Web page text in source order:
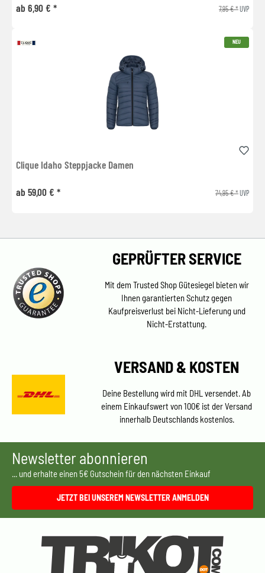
ab 6,90 € * 7,95 € *UVP
NEU
Clique Idaho Steppjacke Damen
ab 59,00 € * 74,95 € *UVP
GEPRÜFTER SERVICE
Mit dem Trusted Shop Gütesiegel bieten wir
Ihnen garantierten Schutz gegen
Kaufpreisverlust bei Nicht-Lieferung und
Nicht-Erstattung.
VERSAND & KOSTEN
Deine Bestellung wird mit DHL versendet. Ab
einem Einkaufswert von 100€ ist der Versand
innerhalb Deutschlands kostenlos.
Newsletter abonnieren
... und erhalte einen 5€ Gutschein für den nächsten Einkauf
JETZT BEI UNSEREM NEWSLETTER ANMELDEN